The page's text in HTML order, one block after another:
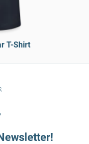
T-Shirt